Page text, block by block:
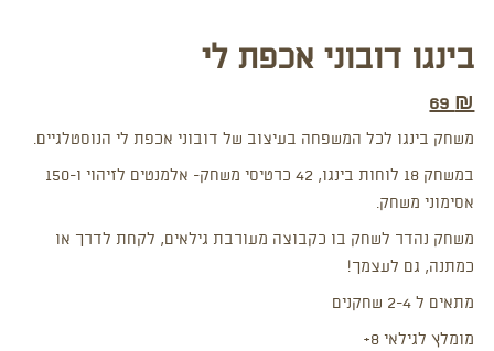
בינגו דובוני אכפת לי
69 ₪
משחק בינגו לכל המשפחה בעיצוב של דובוני אכפת לי הנוסטלגיים.
במשחק 18 לוחות בינגו, 42 כרטיסי משחק- אלמנטים לזיהוי ו-150
אסימוני משחק.
משחק נהדר לשחק בו כקבוצה מעורבת גילאים, לקחת לדרך או
כמתנה, גם לעצמך!
מתאים ל 2-4 שחקנים
מומלץ לגילאי 8+